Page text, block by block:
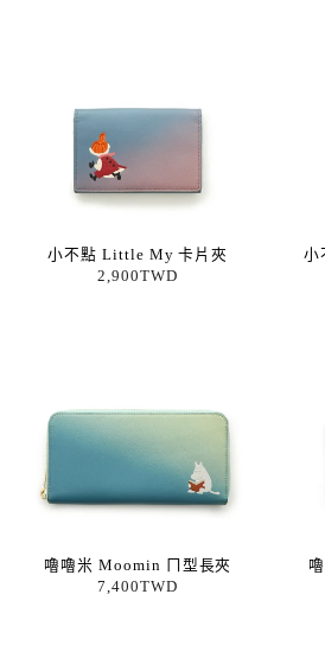
小不點 Little My 卡片夾
2,900TWD
小
嚕嚕米 Moomin ㄇ型長夾
7,400TWD